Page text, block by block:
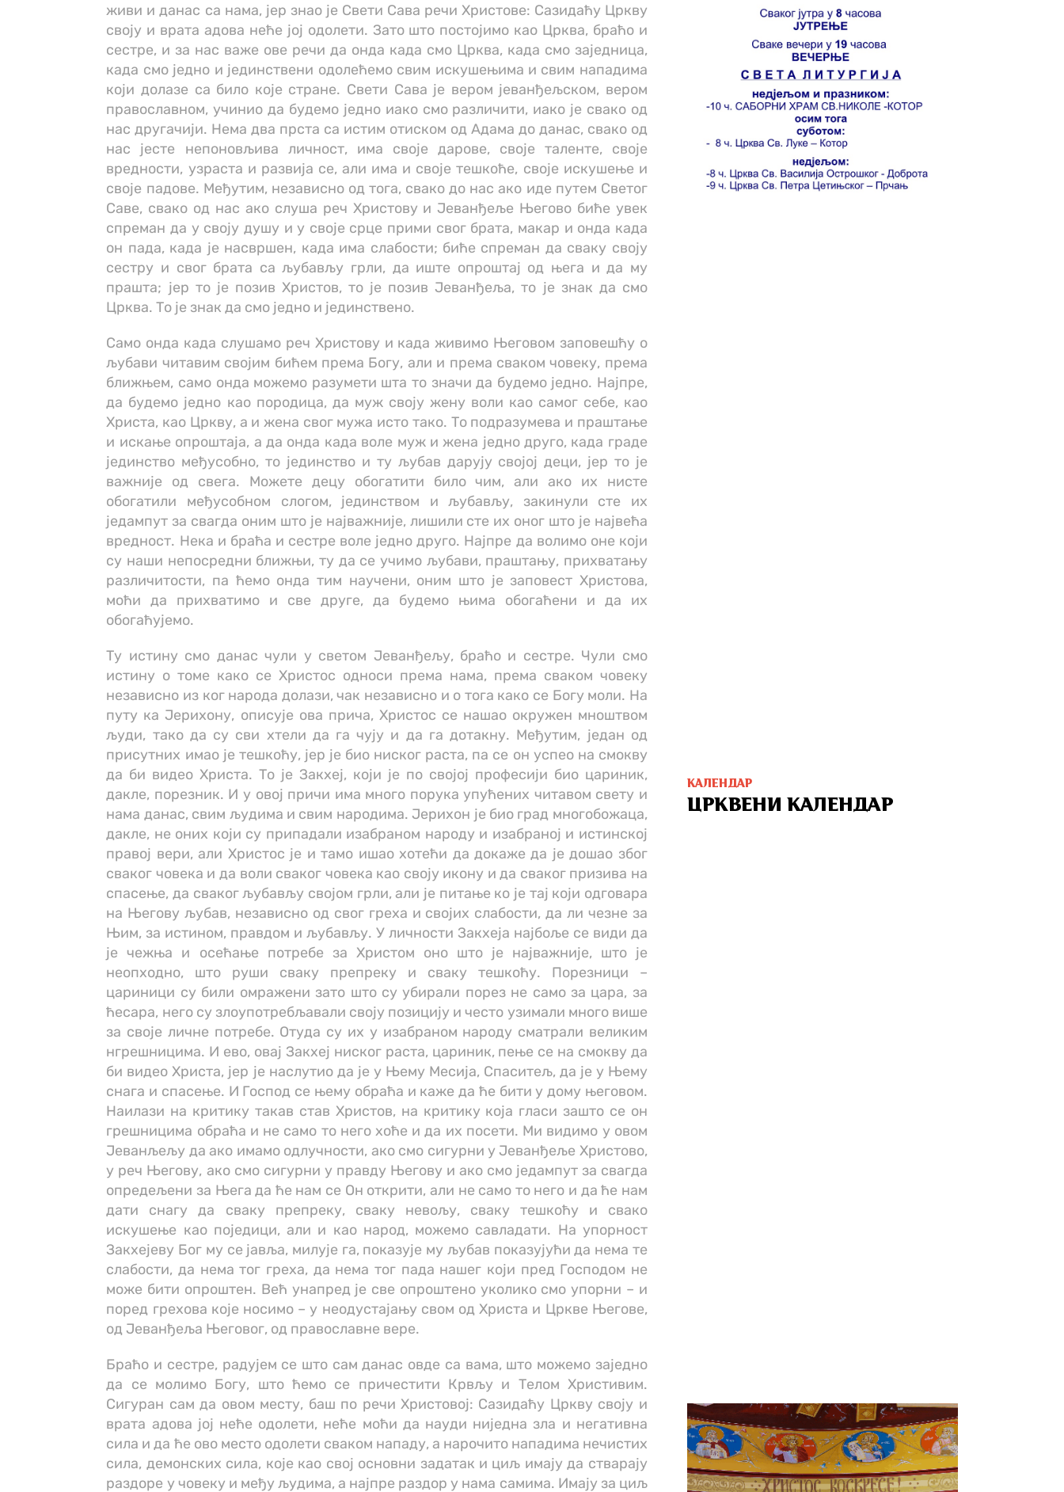
живи и данас са нама, јер знао је Свети Сава речи Христове: Сазидаћу Цркву
своју и врата адова неће јој одолети. Зато што постојимо као Црква, браћо и
сестре, и за нас важе ове речи да онда када смо Црква, када смо заједница,
када смо једно и јединствени одолећемо свим искушењима и свим нападима
који долазе са било које стране. Свети Сава је вером јеванђељском, вером
православном, учинио да будемо једно иако смо различити, иако је свако од
нас другачији. Нема два прста са истим отиском од Адама до данас, свако од
нас јесте непоновљива личност, има своје дарове, своје таленте, своје
вредности, узраста и развија се, али има и своје тешкоће, своје искушење и
своје падове. Међутим, независно од тога, свако до нас ако иде путем Светог
Саве, свако од нас ако слуша реч Христову и Јеванђеље Његово биће увек
спреман да у своју душу и у своје срце прими свог брата, макар и онда када
он пада, када је насвршен, када има слабости; биће спреман да сваку своју
сестру и свог брата са љубављу грли, да иште опроштај од њега и да му
прашта; јер то је позив Христов, то је позив Јеванђеља, то је знак да смо
Црква. То је знак да смо једно и јединствено.
Само онда када слушамо реч Христову и када живимо Његовом заповешћу о
љубави читавим својим бићем према Богу, али и према сваком човеку, према
ближњем, само онда можемо разумети шта то значи да будемо једно. Најпре,
да будемо једно као породица, да муж своју жену воли као самог себе, као
Христа, као Цркву, а и жена свог мужа исто тако. То подразумева и праштање
и искање опроштаја, а да онда када воле муж и жена једно друго, када граде
јединство међусобно, то јединство и ту љубав дарују својој деци, јер то је
важније од свега. Можете децу обогатити било чим, али ако их нисте
обогатили међусобном слогом, јединством и љубављу, закинули сте их
једампут за свагда оним што је најважније, лишили сте их оног што је највећа
вредност. Нека и браћа и сестре воле једно друго. Најпре да волимо оне који
су наши непосредни ближњи, ту да се учимо љубави, праштању, прихватању
различитости, па ћемо онда тим научени, оним што је заповест Христова,
моћи да прихватимо и све друге, да будемо њима обогаћени и да их
обогаћујемо.
Ту истину смо данас чули у светом Јеванђељу, браћо и сестре. Чули смо
истину о томе како се Христос односи према нама, према сваком човеку
независно из ког народа долази, чак независно и о тога како се Богу моли. На
путу ка Јерихону, описује ова прича, Христос се нашао окружен мноштвом
људи, тако да су сви хтели да га чују и да га дотакну. Међутим, један од
присутних имао је тешкоћу, јер је био ниског раста, па се он успео на смокву
да би видео Христа. То је Закхеј, који је по својој професији био цариник,
дакле, порезник. И у овој причи има много порука упућених читавом свету и
нама данас, свим људима и свим народима. Јерихон је био град многобожаца,
дакле, не оних који су припадали изабраном народу и изабраној и истинској
правој вери, али Христос је и тамо ишао хотећи да докаже да је дошао због
сваког човека и да воли сваког човека као своју икону и да сваког призива на
спасење, да сваког љубављу својом грли, али је питање ко је тај који одговара
на Његову љубав, независно од свог греха и својих слабости, да ли чезне за
Њим, за истином, правдом и љубављу. У личности Закхеја најбоље се види да
је чежња и осећање потребе за Христом оно што је најважније, што је
неопходно, што руши сваку препреку и сваку тешкоћу. Порезници –
цариници су били омражени зато што су убирали порез не само за цара, за
ћесара, него су злоупотребљавали своју позицију и често узимали много више
за своје личне потребе. Отуда су их у изабраном народу сматрали великим
нгрешницима. И ево, овај Закхеј ниског раста, цариник, пење се на смокву да
би видео Христа, јер је наслутио да је у Њему Месија, Спаситељ, да је у Њему
снага и спасење. И Господ се њему обраћа и каже да ће бити у дому његовом.
Наилази на критику такав став Христов, на критику која гласи зашто се он
грешницима обраћа и не само то него хоће и да их посети. Ми видимо у овом
Јеванљељу да ако имамо одлучности, ако смо сигурни у Јеванђеље Христово,
у реч Његову, ако смо сигурни у правду Његову и ако смо једампут за свагда
опредељени за Њега да ће нам се Он открити, али не само то него и да ће нам
дати снагу да сваку препреку, сваку невољу, сваку тешкоћу и свако
искушење као поједици, али и као народ, можемо савладати. На упорност
Закхејеву Бог му се јавља, милује га, показује му љубав показујући да нема те
слабости, да нема тог греха, да нема тог пада нашег који пред Господом не
може бити опроштен. Већ унапред је све опроштено уколико смо упорни – и
поред грехова које носимо – у неодустајању свом од Христа и Цркве Његове,
од Јеванђеља Његовог, од православне вере.
Браћо и сестре, радујем се што сам данас овде са вама, што можемо заједно
да се молимо Богу, што ћемо се причестити Крвљу и Телом Христивим.
Сигуран сам да овом месту, баш по речи Христовој: Сазидаћу Цркву своју и
врата адова јој неће одолети, неће моћи да науди ниједна зла и негативна
сила и да ће ово место одолети сваком нападу, а нарочито нападима нечистих
сила, демонских сила, које као свој основни задатак и циљ имају да стварају
раздоре у човеку и међу људима, а најпре раздор у нама самима. Имају за циљ
КАЛЕНДАР
ЦРКВЕНИ КАЛЕНДАР